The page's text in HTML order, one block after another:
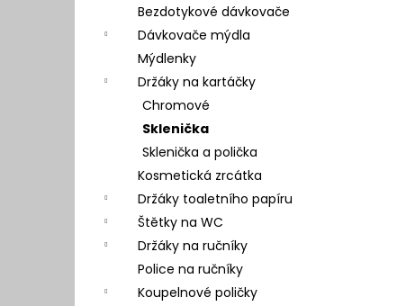
Bezdotykové dávkovače
Dávkovače mýdla
Mýdlenky
Držáky na kartáčky
Chromové
Sklenička
Sklenička a polička
Kosmetická zrcátka
Držáky toaletního papíru
Štětky na WC
Držáky na ručníky
Police na ručníky
Koupelnové poličky